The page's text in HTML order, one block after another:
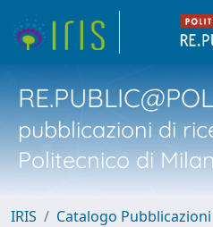
pubblicazioni di
Politecnico di
IRIS
Catalogo